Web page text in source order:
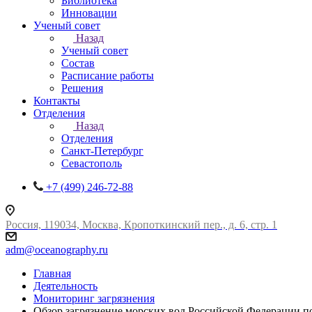
Инновации
Ученый совет
Назад
Ученый совет
Состав
Расписание работы
Решения
Контакты
Отделения
Назад
Отделения
Санкт-Петербург
Севастополь
+7 (499) 246-72-88
Россия, 119034, Москва, Кропоткинский пер., д. 6, стр. 1
adm@oceanography.ru
Главная
Деятельность
Мониторинг загрязнения